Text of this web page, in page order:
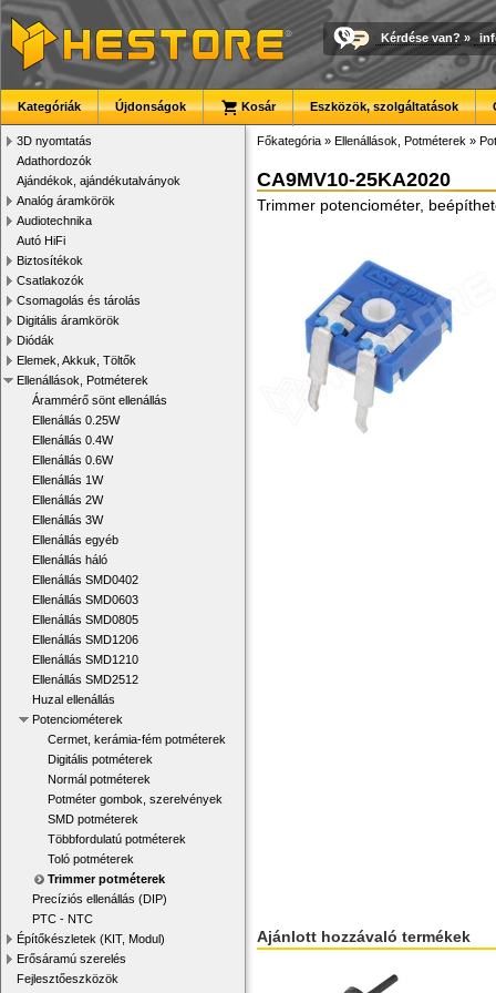
Kérdése van? »
Kategóriák Újdonságok Kosár Eszközök, szolgáltatások
3D nyomtatás
Adathordozók
Ajándékok, ajándékutalványok
Analóg áramkörök
Audiotechnika
Autó HiFi
Biztosítékok
Csatlakozók
Csomagolás és tárolás
Digitális áramkörök
Diódák
Elemek, Akkuk, Töltők
Ellenállások, Potméterek
Árammérő sönt ellenállás
Ellenállás 0.25W
Ellenállás 0.4W
Ellenállás 0.6W
Ellenállás 1W
Ellenállás 2W
Ellenállás 3W
Ellenállás egyéb
Ellenállás háló
Ellenállás SMD0402
Ellenállás SMD0603
Ellenállás SMD0805
Ellenállás SMD1206
Ellenállás SMD1210
Ellenállás SMD2512
Huzal ellenállás
Potenciométerek
Cermet, kerámia-fém potméterek
Digitális potméterek
Normál potméterek
Potméter gombok, szerelvények
SMD potméterek
Többfordulatú potméterek
Toló potméterek
Trimmer potméterek
Precíziós ellenállás (DIP)
PTC - NTC
Építőkészletek (KIT, Modul)
Erősáramú szerelés
Fejlesztőeszközök
Főkategória » Ellenállások, Potméterek »
CA9MV10-25KA2020
Trimmer potenciométer,
Ajánlott hozzávaló termékek